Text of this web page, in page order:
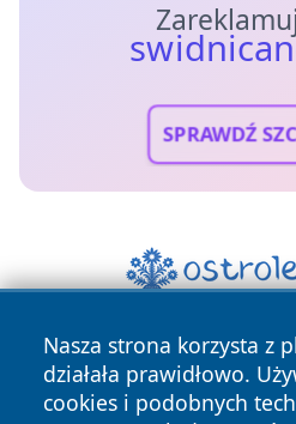
SPRAWDŹ
Nasza strona korzysta z
działała prawidłowo.
cookies i podobnych